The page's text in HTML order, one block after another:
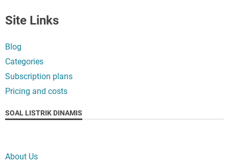
Site Links
Blog
Categories
Subscription plans
Pricing and costs
SOAL LISTRIK DINAMIS
About Us